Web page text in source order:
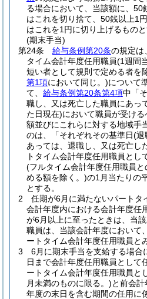
る場合において、当該額に、50
はこれを切り捨て、50銭以上1
はこれを1円に切り上げるものと
(期末手当)
第24条
給与条例第20条の規定は
タイム会計年度任用職員(1週間
短い者として規則で定める者を
第1項において同じ。)について
て、 給与条例第20条第4項中「
職し、又は死亡した職員にあっ
た日現在)において職員が受け
額並びにこれらに対する地域手
のは、「それぞれその基準日(退
あっては、退職し、又は死亡し
トタイム会計年度任用職員とし
(フルタイム会計年度任用職員
める額を除く。)の1月当たりの
とする。
2
任期が6月に満たないパートタ
会計年度内における会計年度任
が6月以上に至ったときは、当
職員は、当該会計年度において、
ートタイム会計年度任用職員と
3
6月に期末手当を支給する場合
日まで会計年度任用職員として
ートタイム会計年度任用職員と
月未満のものに限る。)と前会
年度の末日を含む期間の任用に